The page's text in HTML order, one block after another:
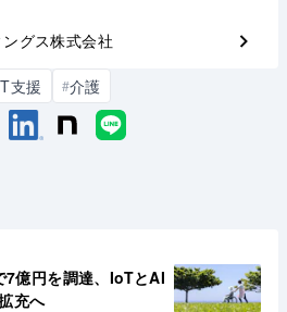
グス株式会社
支援 #介護
億円を調達、IoTとAI
充へ